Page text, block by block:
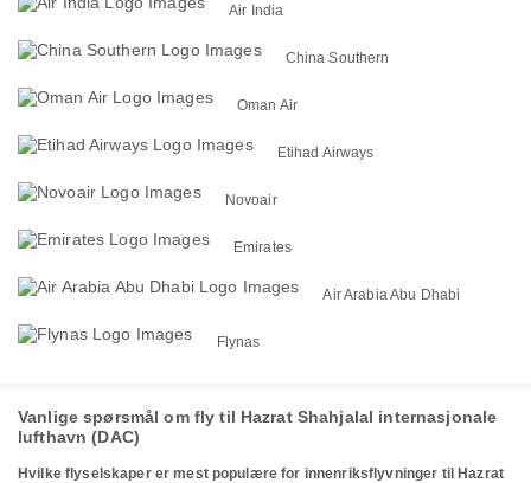
Air India
China Southern
Oman Air
Etihad Airways
Novoair
Emirates
Air Arabia Abu Dhabi
Flynas
Vanlige spørsmål om fly til Hazrat Shahjalal internasjonale
lufthavn (DAC)
Hvilke flyselskaper er mest populære for innenriksflyvninger til Hazrat